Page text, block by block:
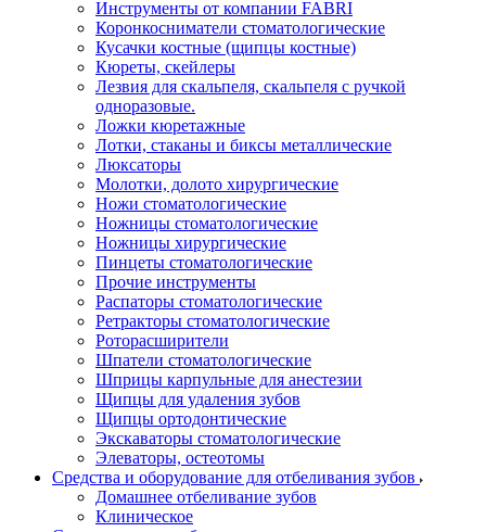
Инструменты от компании FABRI
Коронкосниматели стоматологические
Кусачки костные (щипцы костные)
Кюреты, скейлеры
Лезвия для скальпеля, скальпеля с ручкой
одноразовые.
Ложки кюретажные
Лотки, стаканы и биксы металлические
Люксаторы
Молотки, долото хирургические
Ножи стоматологические
Ножницы стоматологические
Ножницы хирургические
Пинцеты стоматологические
Прочие инструменты
Распаторы стоматологические
Ретракторы стоматологические
Роторасширители
Шпатели стоматологические
Шприцы карпульные для анестезии
Щипцы для удаления зубов
Щипцы ортодонтические
Экскаваторы стоматологические
Элеваторы, остеотомы
Средства и оборудование для отбеливания зубов
Домашнее отбеливание зубов
Клиническое